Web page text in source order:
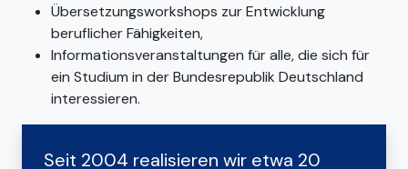
Übersetzungsworkshops zur Entwicklung
beruflicher Fähigkeiten,
Informationsveranstaltungen für alle, die sich für
ein Studium in der Bundesrepublik Deutschland
interessieren.
Seit 2004 realisieren wir etwa 20